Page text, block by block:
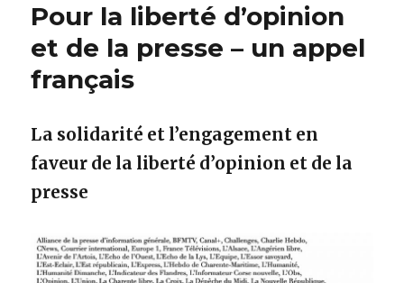
Pour la liberté d’opinion
et de la presse – un appel
français
La solidarité et l’engagement en
faveur de la liberté d’opinion et de la
presse